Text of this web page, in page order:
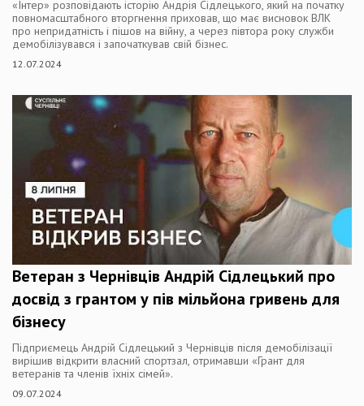
«Інтер» розповідають історію Андрія Сідлецького, який на початку
повномасштабного вторгнення приховав, що має висновок ВЛК
про непридатність і пішов на війну, а через півтора року служби
демобілізувався і започаткував свій бізнес.
12.07.2024
Ветеран з Чернівців Андрій Сідлецький про
досвід з грантом у пів мільйона гривень для
бізнесу
Підприємець Андрій Сідлецький з Чернівців після демобілізації
вирішив відкрити власний спортзал, отримавши «Грант для
ветеранів та членів їхніх сімей».
09.07.2024